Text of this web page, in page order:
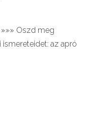
»»» Oszd meg
az apró